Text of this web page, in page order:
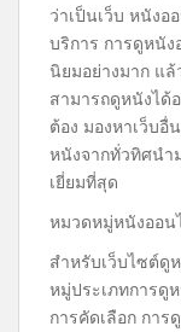
ว่าเป็นเว็บ หนัง
บริการ การดูหนั
นิยมอย่างมาก แ
สามารถดูหนังได้
ต้อง มองหาเว็บอื่
หนังจากทั่วทิศนำ
เยี่ยมที่สุด
หมวดหมู่หนังออน
สำหรับเว็บไซต์ดู
หมู่ประเภทการดู
การคัดเลือก การ